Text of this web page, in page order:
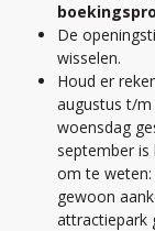
De
wisselen.
Houd er
augustus t/
woensdag
september is
om te
gewoon
attractiepark